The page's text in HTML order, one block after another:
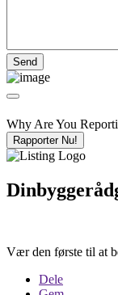
Why Are You
Rapporter Nu!
Vær den første til at
Dele